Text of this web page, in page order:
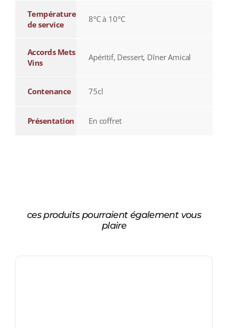
Température
de service
8°C à 10°C
Accords Mets
Vins
Apéritif, Dessert, Dîner Amical
Contenance 75cl
Présentation En coffret
ces produits pourraient également vous
plaire